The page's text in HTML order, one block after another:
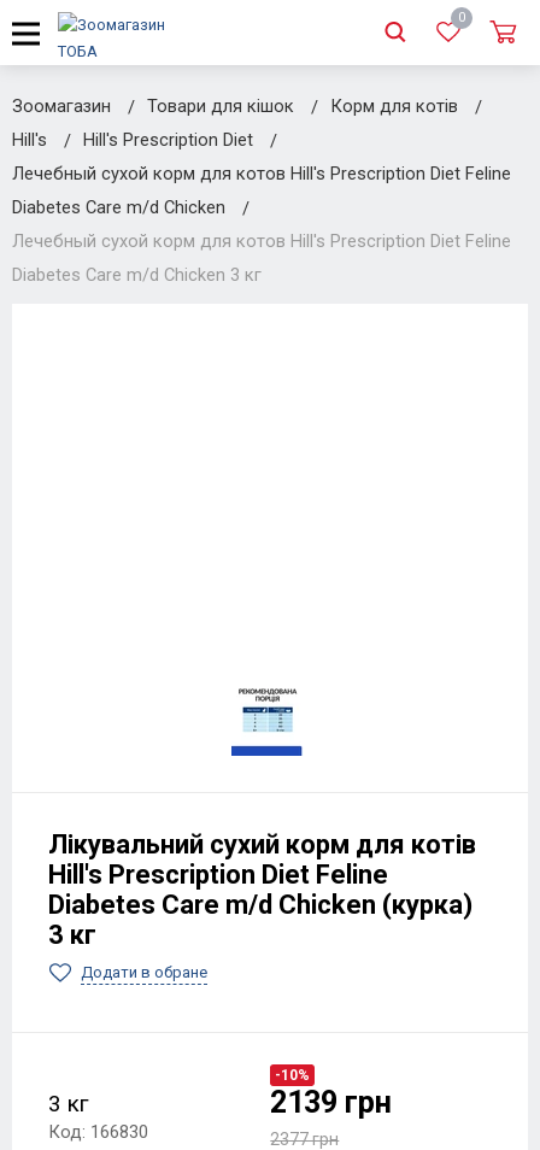
0
Зоомагазин Товари для кішок
Корм для котів
Hill's
Hill's Prescription Diet
Лечебный сухой корм для котов Hill's Prescription Diet Feline
Diabetes Care m/d Chicken
Лечебный сухой корм для котов Hill's Prescription Diet Feline
Diabetes Care m/d Chicken 3 кг
Лікувальний сухий корм для котів
Hill's Prescription Diet Feline
Diabetes Care m/d Chicken (курка)
3 кг
Додати в обране
3 кг
Код: 166830
-10%
2139 грн
2377 грн